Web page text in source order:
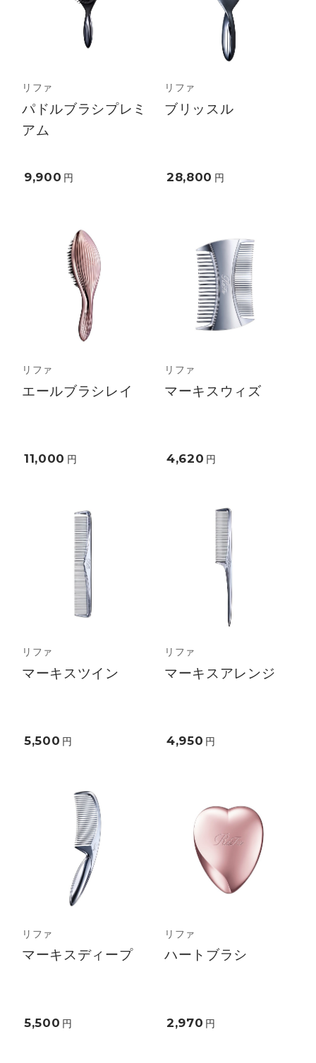
リファ
パドルブラシプレミ
アム
9,900 円
リファ
ブリッスル
28,800 円
リファ
エールブラシレイ
11,000 円
リファ
マーキスウィズ
4,620 円
リファ
マーキスツイン
5,500 円
リファ
マーキスアレンジ
4,950 円
リファ
マーキスディープ
5,500 円
リファ
ハートブラシ
2,970 円